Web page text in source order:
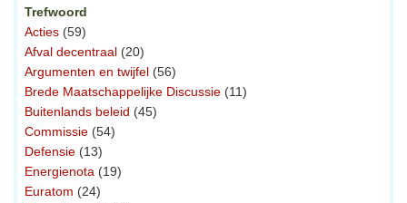
Trefwoord
Acties (59)
Afval decentraal (20)
Argumenten en twijfel (56)
Brede Maatschappelijke Discussie (11)
Buitenlands beleid (45)
Commissie (54)
Defensie (13)
Energienota (19)
Euratom (24)